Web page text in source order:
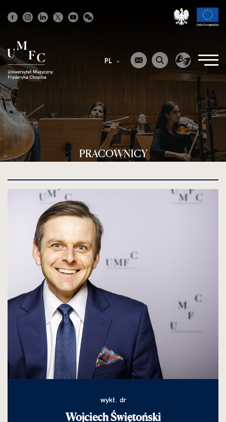
główna
PL
PRACOWNICY
wykł. dr
Wojciech Świętoński